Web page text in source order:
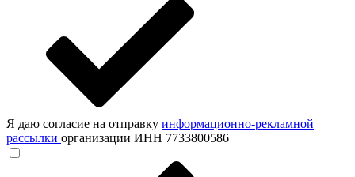
Я даю согласие на отправку информационно-рекламной
рассылки организации ИНН 7733800586